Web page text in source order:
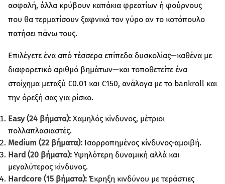
ασφαλή, άλλα κρύβουν καπάκια φρεατίων ή φούρνους
που θα τερματίσουν ξαφνικά τον γύρο αν το κοτόπουλο
πατήσει πάνω τους.
Επιλέγετε ένα από τέσσερα επίπεδα δυσκολίας—καθένα με
διαφορετικό αριθμό βημάτων—και τοποθετείτε ένα
στοίχημα μεταξύ €0.01 και €150, ανάλογα με το bankroll και
την όρεξή σας για ρίσκο.
Easy (24 βήματα): Χαμηλός κίνδυνος, μέτριοι
πολλαπλασιαστές.
Medium (22 βήματα): Ισορροπημένος κίνδυνος‑αμοιβή.
Hard (20 βήματα): Υψηλότερη δυναμική αλλά και
μεγαλύτερος κίνδυνος.
Hardcore (15 βήματα): Έκρηξη κινδύνου με τεράστιες